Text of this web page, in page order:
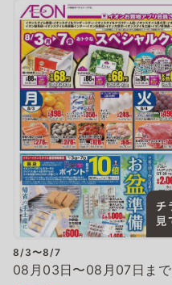
8/3〜8/7
08月03日〜08月07日まで